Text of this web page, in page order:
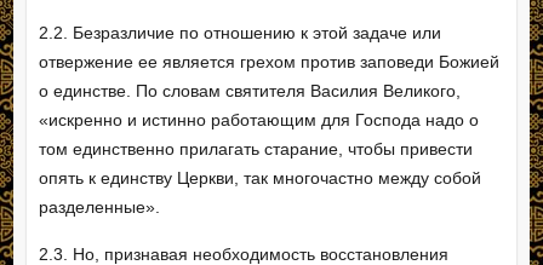
2.2. Безразличие по отношению к этой задаче или
отвержение ее является грехом против заповеди Божией
о единстве. По словам святителя Василия Великого,
«искренно и истинно работающим для Господа надо о
том единственно прилагать старание, чтобы привести
опять к единству Церкви, так многочастно между собой
разделенные».
2.3. Но, признавая необходимость восстановления